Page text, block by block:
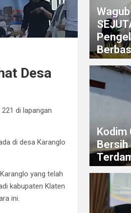
Desa
di lapangan
di desa Karanglo
yang telah
kabupaten Klaten
ini.
Kodim
Bersih